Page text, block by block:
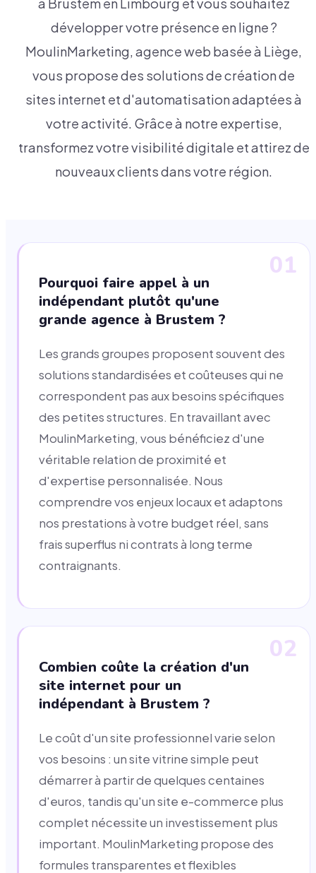
à Brustem en Limbourg et vous souhaitez
développer votre présence en ligne ?
MoulinMarketing, agence web basée à Liège,
vous propose des solutions de création de
sites internet et d'automatisation adaptées à
votre activité. Grâce à notre expertise,
transformez votre visibilité digitale et attirez de
nouveaux clients dans votre région.
01
Pourquoi faire appel à un
indépendant plutôt qu'une
grande agence à Brustem ?
Les grands groupes proposent souvent des
solutions standardisées et coûteuses qui ne
correspondent pas aux besoins spécifiques
des petites structures. En travaillant avec
MoulinMarketing, vous bénéficiez d'une
véritable relation de proximité et
d'expertise personnalisée. Nous
comprendre vos enjeux locaux et adaptons
nos prestations à votre budget réel, sans
frais superflus ni contrats à long terme
contraignants.
02
Combien coûte la création d'un
site internet pour un
indépendant à Brustem ?
Le coût d'un site professionnel varie selon
vos besoins : un site vitrine simple peut
démarrer à partir de quelques centaines
d'euros, tandis qu'un site e-commerce plus
complet nécessite un investissement plus
important. MoulinMarketing propose des
formules transparentes et flexibles